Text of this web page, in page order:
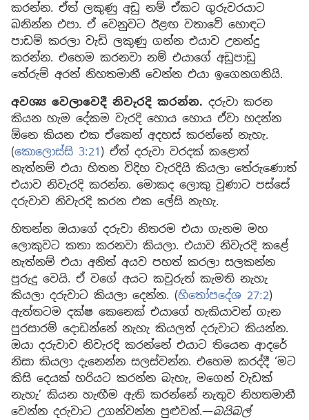
කරන්න. ඒත් ලකුණු අඩු නම් ඒකට ගුරුවරයාට
බනින්න එපා. ඒ වෙනුවට ඊළඟ වතාවේ හොඳට
පාඩම් කරලා වැඩි ලකුණු ගන්න එයාව උනන්දු
කරන්න. එහෙම කරනවා නම් එයාගේ අඩුපාඩු
තේරුම් අරන් නිහතමානී වෙන්න එයා ඉගෙනගනියි.
අවශ්‍ය වෙලාවෙදී නිවැරදි කරන්න. දරුවා කරන
කියන හැම දේකම වැරදි හොය හොය ඒවා හදන්න
ඕනෙ කියන එක ඒකෙන් අදහස් කරන්නේ නැහැ.
(කොලොස්සි 3:21) ඒත් දරුවා වරදක් කළොත්
නැත්නම් එයා හිතන විදිහ වැරදියි කියලා තේරුණොත්
එයාව නිවැරදි කරන්න. මොකද ලොකු වුණාට පස්සේ
දරුවාව නිවැරදි කරන එක ලේසි නැහැ.
හිතන්න ඔයාගේ දරුවා නිතරම එයා ගැනම මහ
ලොකුවට කතා කරනවා කියලා. එයාව නිවැරදි කළේ
නැත්නම් එයා අනිත් අයව පහත් කරලා සලකන්න
පුරුදු වෙයි. ඒ වගේ අයට කවුරුත් කැමති නැහැ
කියලා දරුවාට කියලා දෙන්න. (හිතෝපදේශ 27:2)
ඇත්තටම දක්ෂ කෙනෙක් එයාගේ හැකියාවන් ගැන
පුරසාරම් දොඩන්නේ නැහැ කියලත් දරුවාට කියන්න.
ඔයා දරුවාව නිවැරදි කරන්නේ එයාට තියෙන ආදරේ
නිසා කියලා දැනෙන්න සලස්වන්න. එහෙම කරද්දී ‘මට
කිසි දෙයක් හරියට කරන්න බැහැ, මගෙන් වැඩක්
නැහැ’ කියන හැඟීම ඇති කරන්නේ නැතුව නිහතමානී
වෙන්න දරුවාට උගන්වන්න පුළුවන්.—බයිබල්